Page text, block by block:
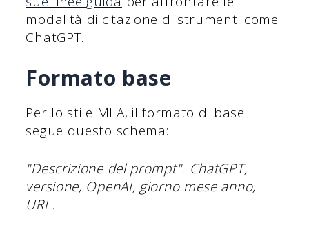
modalità di citazione di strumenti come
ChatGPT.
Formato base
Per lo stile MLA, il formato di base
segue questo schema:
"Descrizione del prompt". ChatGPT,
versione, OpenAI, giorno mese anno,
URL.